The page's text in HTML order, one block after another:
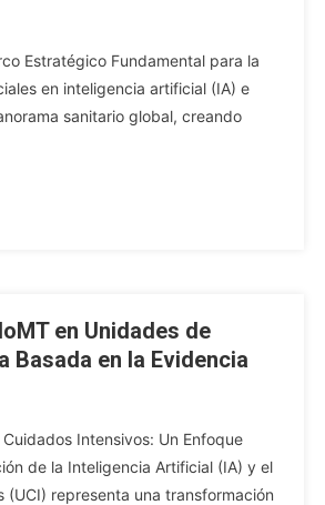
Estratégico Fundamental para la
en inteligencia artificial (IA) e
sanitario global, creando
en Unidades de
Basada en la Evidencia
Intensivos: Un Enfoque
de la Inteligencia Artificial (IA) y el
representa una transformación